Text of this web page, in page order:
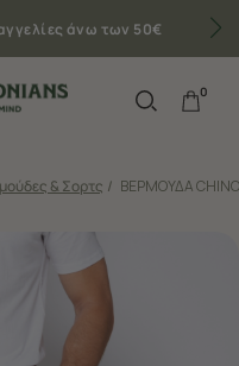
άνω των 50€
0
& Σορτς / ΒΕΡΜΟΥΔΑ